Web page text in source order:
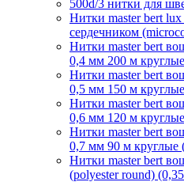
500d/3 нитки для
Нитки master bert
сердечником
Нитки master bert
0,4 мм 200 м
Нитки master bert
0,5 мм 150 м
Нитки master bert
0,6 мм 120 м
Нитки master bert
0,7 мм 90 м круглые
Нитки master bert
(polyester round)